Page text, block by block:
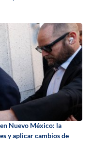
Nuevo México: la
y aplicar cambios de